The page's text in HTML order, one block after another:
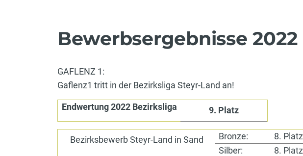
Bewerbsergebnisse 2022
GAFLENZ 1:
Gaflenz1 tritt in der Bezirksliga Steyr-Land an!
Endwertung 2022 Bezirksliga 9. Platz
Bezirksbewerb Steyr-Land in Sand Bronze:
8. Platz
Silber:
8. Platz